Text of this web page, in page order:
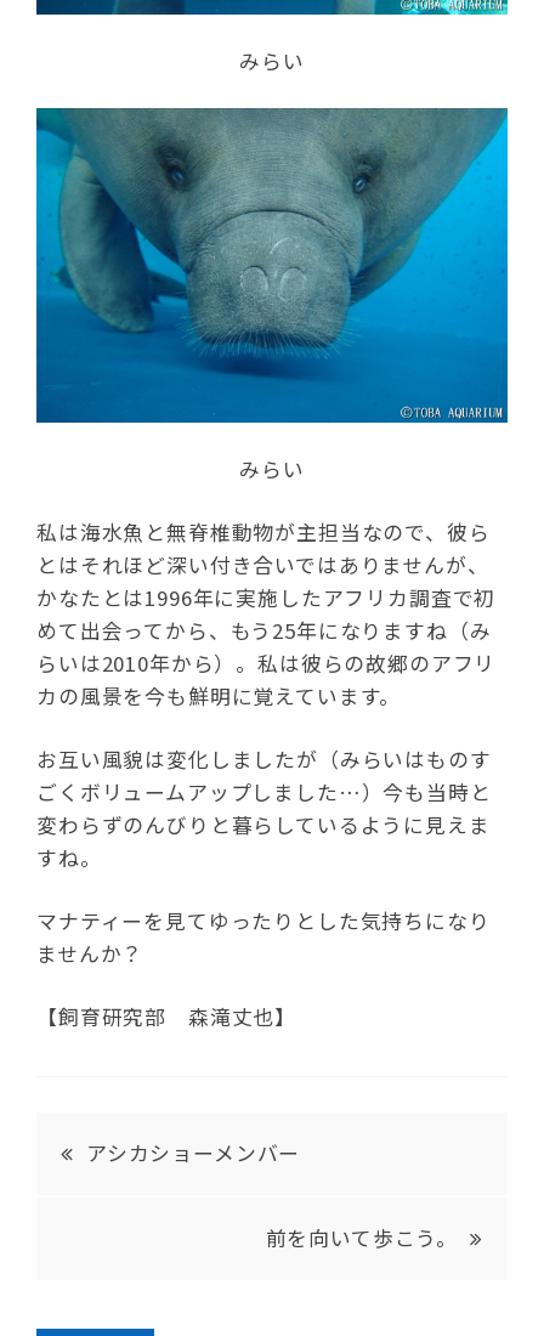
みらい
みらい
私は海水魚と無脊椎動物が主担当なので、彼ら
とはそれほど深い付き合いではありませんが、
かなたとは1996年に実施したアフリカ調査で初
めて出会ってから、もう25年になりますね（み
らいは2010年から）。私は彼らの故郷のアフリ
カの風景を今も鮮明に覚えています。
お互い風貌は変化しましたが（みらいはものす
ごくボリュームアップしました…）今も当時と
変わらずのんびりと暮らしているように見えま
すね。
マナティーを見てゆったりとした気持ちになり
ませんか？
【飼育研究部 森滝丈也】
アシカショーメンバー
前を向いて歩こう。